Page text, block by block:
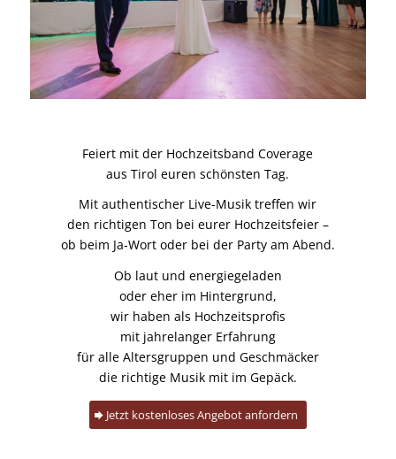
Feiert mit der Hochzeitsband Coverage
aus Tirol euren schönsten Tag.
Mit authentischer Live-Musik treffen wir
den richtigen Ton bei eurer Hochzeitsfeier –
ob beim Ja-Wort oder bei der Party am Abend.
Ob laut und energiegeladen
oder eher im Hintergrund,
wir haben als Hochzeitsprofis
mit jahrelanger Erfahrung
für alle Altersgruppen und Geschmäcker
die richtige Musik mit im Gepäck.
Jetzt kostenloses Angebot anfordern